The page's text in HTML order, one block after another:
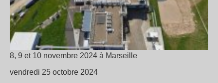
8, 9 et 10 novembre 2024 à Marseille
vendredi 25 octobre 2024